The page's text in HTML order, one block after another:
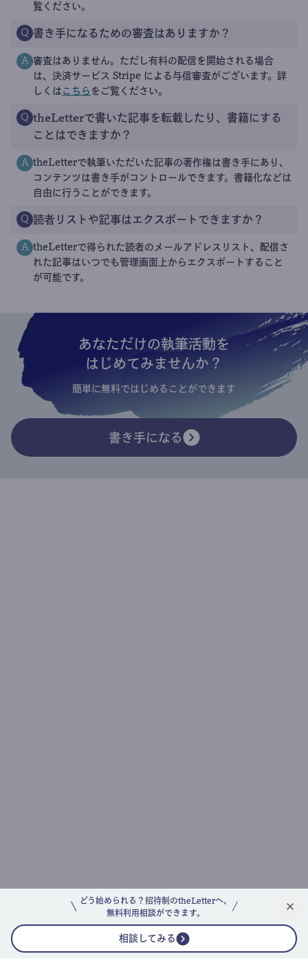
どう始められる？招待制のtheLetterへ、
無料利用相談ができます。
相談してみる
覧ください。
Q 書き手になるための審査はありますか？
A 審査はありません。ただし有料の配信を開始される場合
は、決済サービス Stripe による与信審査がございます。詳
しくは こちら をご覧ください。
Q theLetterで書いた記事を転載したり、書籍にする
ことはできますか？
A theLetterで執筆いただいた記事の著作権は書き手にあり、
コンテンツは書き手がコントロールできます。書籍化などは
自由に行うことができます。
Q 読者リストや記事はエクスポートできますか？
A theLetterで得られた読者のメールアドレスリスト、配信さ
れた記事はいつでも管理画面上からエクスポートすること
が可能です。
あなただけの執筆活動を
はじめてみませんか？
簡単に無料ではじめることができます
書き手になる